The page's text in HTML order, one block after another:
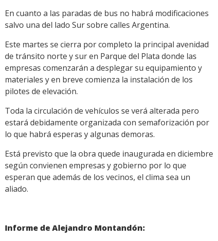
En cuanto a las paradas de bus no habrá modificaciones
salvo una del lado Sur sobre calles Argentina.
Este martes se cierra por completo la principal avenidad
de tránsito norte y sur en Parque del Plata donde las
empresas comenzarán a desplegar su equipamiento y
materiales y en breve comienza la instalación de los
pilotes de elevación.
Toda la circulación de vehículos se verá alterada pero
estará debidamente organizada con semaforización por
lo que habrá esperas y algunas demoras.
Está previsto que la obra quede inaugurada en diciembre
según convienen empresas y gobierno por lo que
esperan que además de los vecinos, el clima sea un
aliado.
Informe de Alejandro Montandón: